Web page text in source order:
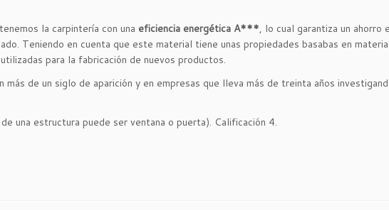
la carpintería con una eficiencia energética A***, lo cual garantiza un ahorro
Teniendo en cuenta que este material tiene unas propiedades basabas en
para la fabricación de nuevos productos.
de un siglo de aparición y en empresas que lleva más de treinta años
una estructura puede ser ventana o puerta). Calificación 4.